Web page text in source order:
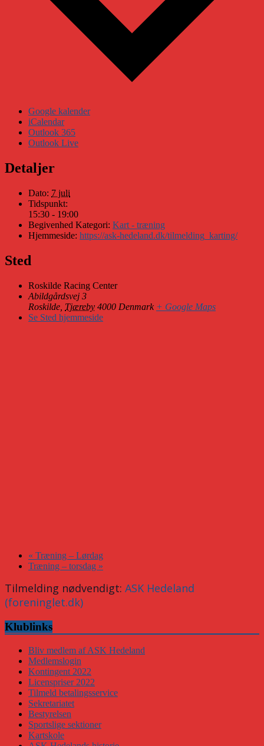
Google kalender
iCalendar
Outlook 365
Outlook Live
Detaljer
Dato: 7 juli
Tidspunkt:
15:30 - 19:00
Begivenhed Kategori: Kart - træning
Hjemmeside: https://ask-hedeland.dk/tilmelding_karting/
Sted
Roskilde Racing Center
Abildgårdsvej 3
Roskilde Tjæreby 4000 Denmark + Google Maps
Se Sted hjemmeside
« Træning – Lørdag
Træning – torsdag »
Tilmelding nødvendigt: ASK Hedeland
(foreninglet.dk)
Klublinks
Bliv medlem af ASK Hedeland
Medlemslogin
Kontingent 2022
Licenspriser 2022
Tilmeld betalingsservice
Sekretariatet
Bestyrelsen
Sportslige sektioner
Kartskole